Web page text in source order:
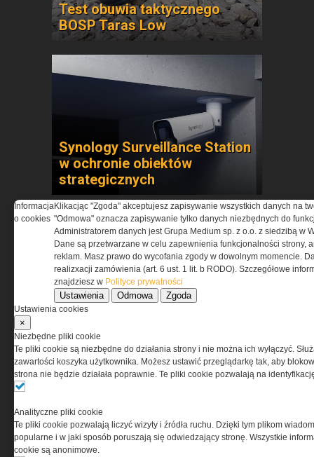
Test obuwia taktycznego
BOSP Taras Low
Synology Surveillance Station
w ochronie obiektów
strategicznych
Pasywna osłona antydronowa
w ochronie infrastruktury
krytycznej
Informacja
o cookies
Klikacjąc "Zgoda" akceptujesz zapisywanie wszystkich danych na
"Odmowa" oznacza zapisywanie tylko danych niezbędnych do
Administratorem danych jest Grupa Medium sp. z o.o. z siedzibą w
Dane są przetwarzane w celu zapewnienia funkcjonalności strony,
reklam. Masz prawo do wycofania zgody w dowolnym momencie.
realizxacji zamówienia (art. 6 ust. 1 lit. b RODO). Szczegółowe
znajdziesz w Polityce prywatności
Ustawienia Odmowa Zgoda
Ustawienia cookies
×
Niezbędne pliki cookie
Te pliki cookie są niezbędne do działania strony i nie można ich wyłączyć.
zawartości koszyka użytkownika. Możesz ustawić przeglądarkę tak, aby
strona nie będzie działała poprawnie. Te pliki cookie pozwalają na
Analityczne pliki cookie
Te pliki cookie pozwalają liczyć wizyty i źródła ruchu. Dzięki tym plikom
popularne i w jaki sposób poruszają się odwiedzający stronę. Wszystkie
cookie są anonimowe.